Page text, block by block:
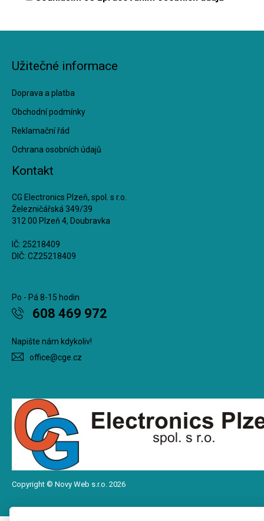
Užitečné informace
Doprava a platba
Obchodní podmínky
Reklamační řád
Ochrana osobních údajů
Kontakt
CG Electronics Plzeň, spol. s r.o.
Železničářská 349/39
312 00 Plzeň 4, Doubravka
IČ: 25218409
DIČ: CZ25218409
Po - Pá 8-15 hodin
608 469 972
Napište nám kdykoliv!
office@cge.cz
Copyright © Novy Web s.r.o. 2026